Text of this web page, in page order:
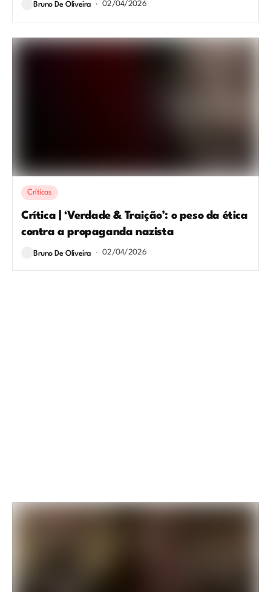
Bruno De Oliveira 02/04/2026
Críticas
Crítica | ‘Verdade & Traição’: o peso da ética
contra a propaganda nazista
Bruno De Oliveira 02/04/2026